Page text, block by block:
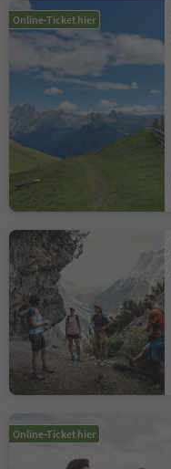
Online-Ticket hier
Online-Ticket hier